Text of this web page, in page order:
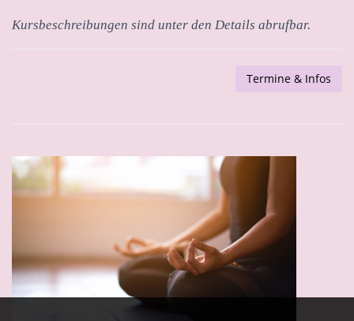
Kursbeschreibungen sind unter den Details abrufbar.
Termine & Infos